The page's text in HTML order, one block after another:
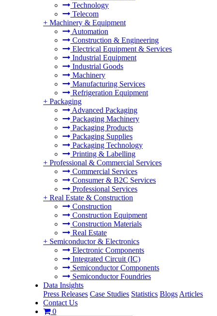
Technology
Telecom
+ Machinery & Equipment
Automation
Construction & Engineering
Electrical Equipment & Services
Industrial Equipment
Industrial Goods
Machinery
Manufacturing Services
Refrigeration Equipment
+ Packaging
Advanced Packaging
Packaging Machinery
Packaging Products
Packaging Supplies
Packaging Technology
Printing & Labelling
+ Professional & Commercial Services
Commercial Services
Consumer & B2C Services
Professional Services
+ Real Estate & Construction
Construction
Construction Equipment
Construction Materials
Real Estate
+ Semiconductor & Electronics
Electronic Components
Integrated Circuit (IC)
Semiconductor Components
Semiconductor Foundries
Data Insights
Press Releases Case Studies Statistics Blogs Articles
Contact Us
0